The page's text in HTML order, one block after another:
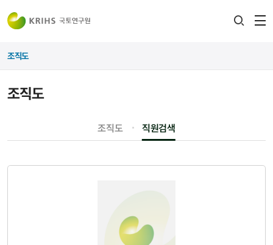
조직도
조직도
조직도 직원검색